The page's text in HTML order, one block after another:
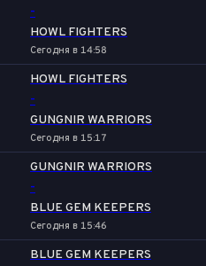
-
HOWL FIGHTERS
Сегодня в 14:58
HOWL FIGHTERS
-
GUNGNIR WARRIORS
Сегодня в 15:17
GUNGNIR WARRIORS
-
BLUE GEM KEEPERS
Сегодня в 15:46
BLUE GEM KEEPERS